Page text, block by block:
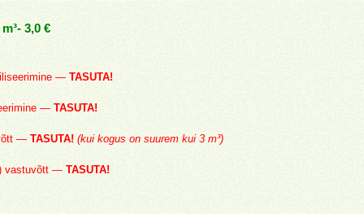
3,0 €
— TASUTA!
— TASUTA!
— TASUTA! (kui kogus on suurem kui 3 m³)
vastuvõtt — TASUTA!